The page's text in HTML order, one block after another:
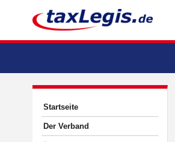
Startseite
Der Verband